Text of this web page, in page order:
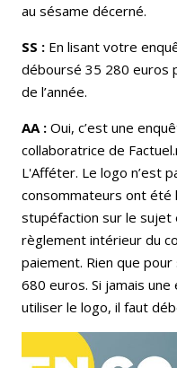
au sésame décerné.
SS : En lisant votre
déboursé 35 280 euros
de l’année.
AA : Oui, c’est une
collaboratrice de
L'Afféter. Le logo n’est
consommateurs ont été
stupéfaction sur le sujet
règlement intérieur du
paiement. Rien que
680 euros. Si jamais
utiliser le logo, il faut